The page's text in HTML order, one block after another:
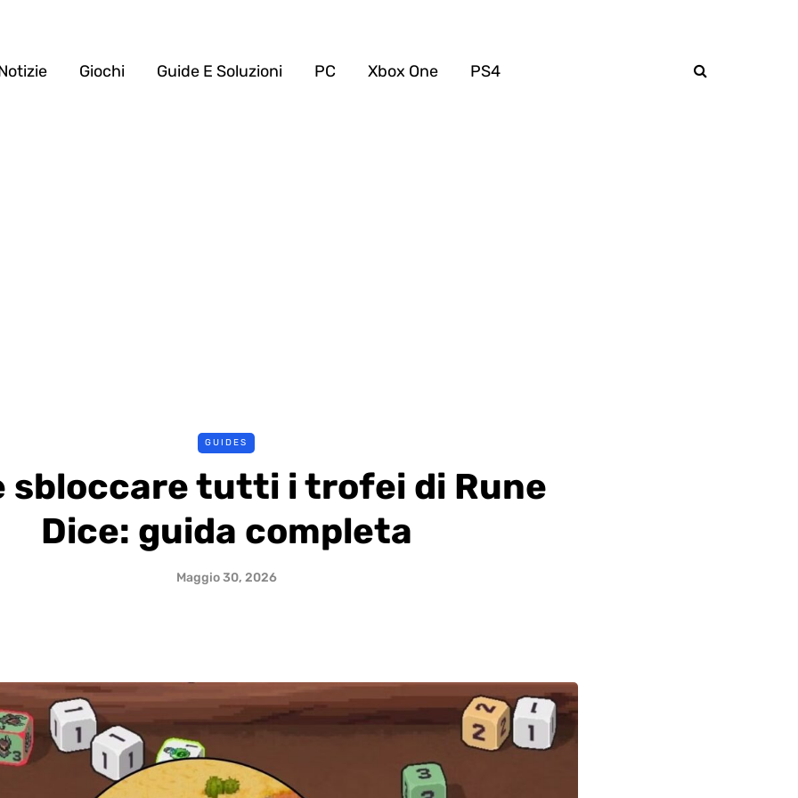
Giochi Guide E Soluzioni PC Xbox One PS4
GUIDES
sbloccare tutti i trofei di Rune
Dice: guida completa
Maggio 30, 2026